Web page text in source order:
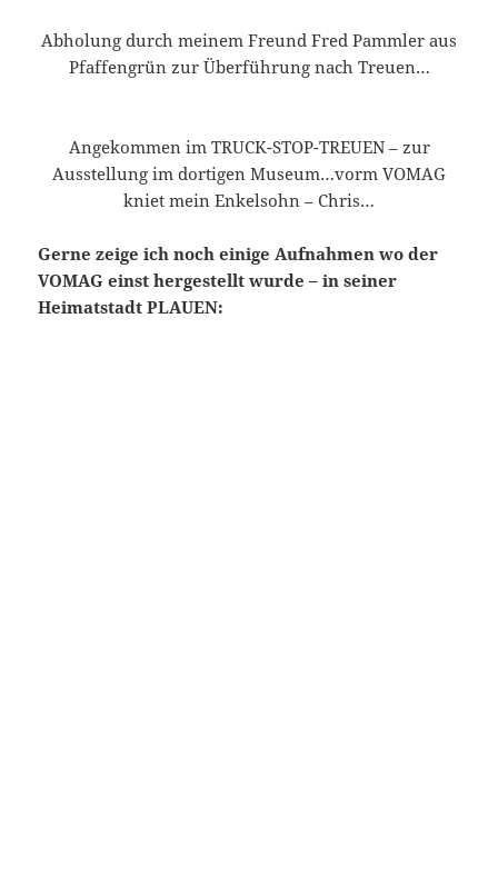
Abholung durch meinem Freund Fred Pammler aus
Pfaffengrün zur Überführung nach Treuen…
Angekommen im TRUCK-STOP-TREUEN – zur
Ausstellung im dortigen Museum…vorm VOMAG
kniet mein Enkelsohn – Chris…
Gerne zeige ich noch einige Aufnahmen wo der
VOMAG einst hergestellt wurde – in seiner
Heimatstadt PLAUEN: